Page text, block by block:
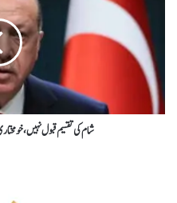
شام کی تقسیم قبول